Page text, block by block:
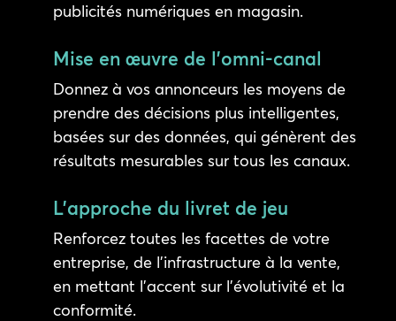
publicités numériques en magasin.
Mise en œuvre de l'omni-canal
Donnez à vos annonceurs les moyens de
prendre des décisions plus intelligentes,
basées sur des données, qui génèrent des
résultats mesurables sur tous les canaux.
L'approche du livret de jeu
Renforcez toutes les facettes de votre
entreprise, de l’infrastructure à la vente,
en mettant l’accent sur l’évolutivité et la
conformité.